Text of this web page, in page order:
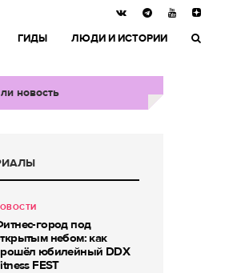
ГИДЫ ЛЮДИ И ИСТОРИИ
новость
город под
небом: как
юбилейный DDX
FEST